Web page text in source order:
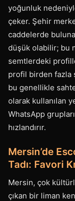
yoğunluk
çeker. Şehir
caddelerde
düşük olabilir; bu
semtlerdeki
profil birden fazla
bu genellikle
olarak kullanılan
WhatsApp
hızlandırır.
Mersin’de
Tadı: Favori
Mersin, çok
çıkan bir liman